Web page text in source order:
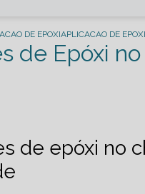
DE EPOXIAPLICACAO DE
de Epóxi
de epóxi no